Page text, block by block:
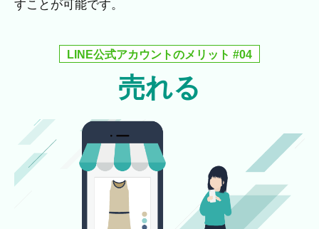
すことが可能です。
LINE公式アカウントのメリット #04
売れる